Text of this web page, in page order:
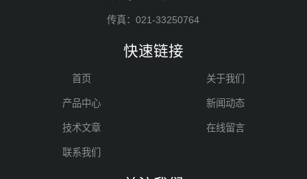
传真：021-33250764
快速链接
首页 关于我们
产品中心 新闻动态
技术文章 在线留言
联系我们